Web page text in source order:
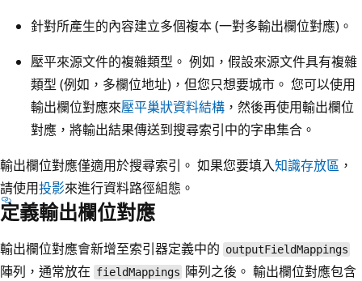
針對所產生的內容建立多個複本 (一對多輸出欄位對應)。
壓平來源文件的複雜類型。 例如，假設來源文件具有複雜
類型 (例如，多欄位地址)，但您只想要城市。 您可以使用
輸出欄位對應來壓平巢狀資料結構 ，然後再使用輸出欄位
對應，將輸出結果傳送到搜尋索引中的字串集合。
輸出欄位對應僅適用於搜尋索引。 如果您要填入知識存放區 ，
請使用投影來進行資料路徑組態。
定義輸出欄位對應
輸出欄位對應會新增至索引器定義中的 outputFieldMappings
陣列，通常放在 fieldMappings 陣列之後。 輸出欄位對應包含